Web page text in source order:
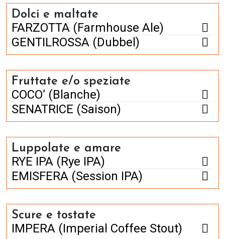
Dolci e maltate
FARZOTTA (Farmhouse Ale)
GENTILROSSA (Dubbel)
Fruttate e/o speziate
COCO’ (Blanche)
SENATRICE (Saison)
Luppolate e amare
RYE IPA (Rye IPA)
EMISFERA (Session IPA)
Scure e tostate
IMPERA (Imperial Coffee Stout)